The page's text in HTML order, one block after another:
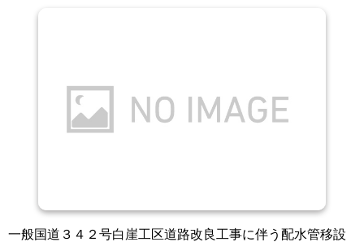
一般国道３４２号白崖工区道路改良工事に伴う配水管移設